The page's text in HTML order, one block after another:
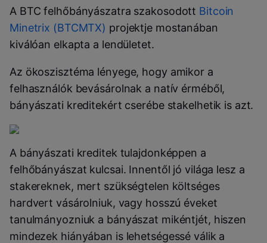
A BTC felhőbányászatra szakosodott Bitcoin
Minetrix (BTCMTX) projektje mostanában
kiválóan elkapta a lendületet.
Az ökoszisztéma lényege, hogy amikor a
felhasználók bevásárolnak a natív érméből,
bányászati kreditekért cserébe stakelhetik is azt.
A bányászati kreditek tulajdonképpen a
felhőbányászat kulcsai. Innentől jó világa lesz a
stakereknek, mert szükségtelen költséges
hardvert vásárolniuk, vagy hosszú éveket
tanulmányozniuk a bányászat mikéntjét, hiszen
mindezek hiányában is lehetségessé válik a